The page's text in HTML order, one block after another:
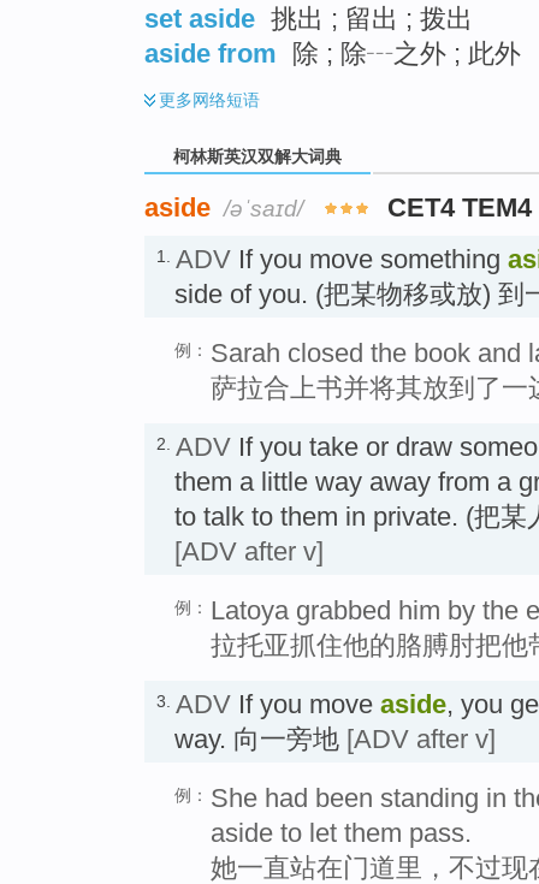
set aside 挑出 ; 留出 ; 拨出
aside from
除 ; 除┄之外 ; 此外
更多网络短语
柯林斯英汉双解大词典
aside /əˈsaɪd/ CET4 TEM4
1. ADV If you move something
side of you. (把某物移或放) 到
例： Sarah closed the book and
萨拉合上书并将其放到了一
2. ADV If you take or draw
them a little way away from a
to talk to them in private. (把
[ADV after v]
例： Latoya grabbed him by the
拉托亚抓住他的胳膊肘把他
3. ADV If you move aside, you
way. 向一旁地 [ADV after v]
例： She had been standing in
aside to let them pass.
她一直站在门道里，不过